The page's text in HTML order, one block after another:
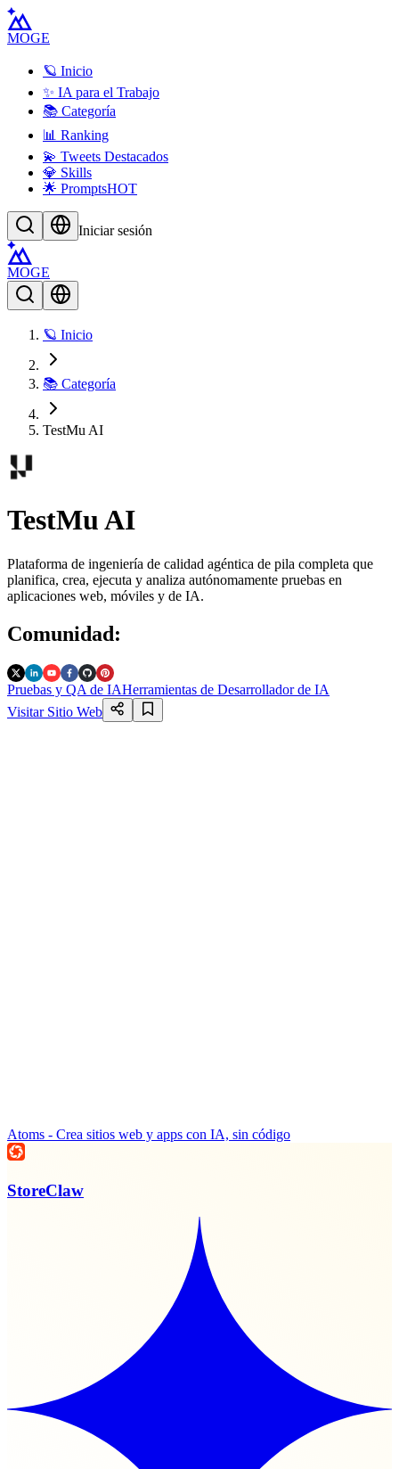
MOGE
🪐 Inicio
✨ IA para el Trabajo
📚 Categoría
📊 Ranking
💫 Tweets Destacados
💎 Skills
🌟 PromptsHOT
Iniciar sesión
MOGE
🪐 Inicio
📚 Categoría
TestMu AI
TestMu AI
Plataforma de ingeniería de calidad agéntica de pila completa que
planifica, crea, ejecuta y analiza autónomamente pruebas en
aplicaciones web, móviles y de IA.
Comunidad:
Pruebas y QA de IAHerramientas de Desarrollador de IA
Visitar Sitio Web
Atoms - Crea sitios web y apps con IA, sin código
StoreClaw